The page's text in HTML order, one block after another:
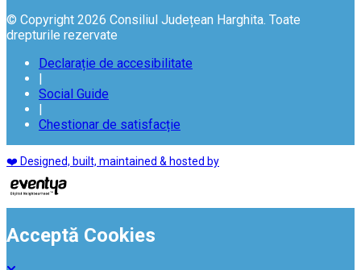
© Copyright 2026 Consiliul Județean Harghita. Toate
drepturile rezervate
Declarație de accesibilitate
|
Social Guide
|
Chestionar de satisfacție
❤️ Designed, built, maintained & hosted by
Acceptă Cookies